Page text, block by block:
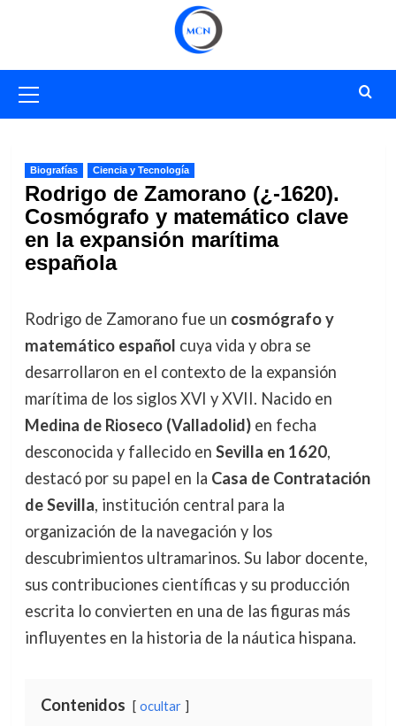
primario
Biografías Ciencia y Tecnología
Rodrigo de Zamorano (¿-1620).
Cosmógrafo y matemático clave
en la expansión marítima
española
Rodrigo de Zamorano fue un cosmógrafo y
matemático español cuya vida y obra se
desarrollaron en el contexto de la expansión
marítima de los siglos XVI y XVII. Nacido en
Medina de Rioseco (Valladolid)en fecha
desconocida y fallecido en Sevilla en 1620,
destacó por su papel en la Casa de Contratación
de Sevilla, institución central para la
organización de la navegación y los
descubrimientos ultramarinos. Su labor docente,
sus contribuciones científicas y su producción
escrita lo convierten en una de las figuras más
influyentes en la historia de la náutica hispana.
Contenidos ocultar